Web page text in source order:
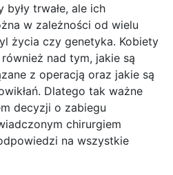
trwałe, ale ich
w zależności od wielu
życia czy genetyka. Kobiety
nad tym, jakie są
z operacją oraz jakie są
Dlatego tak ważne
decyzji o zabiegu
chirurgiem
na wszystkie